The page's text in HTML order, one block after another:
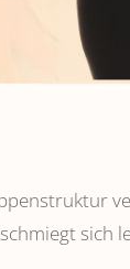
sich